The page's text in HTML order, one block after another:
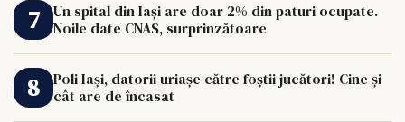
Un spital din Iași are doar 2% din paturi ocupate.
Noile date CNAS, surprinzătoare
Poli Iași, datorii uriașe către foștii jucători! Cine și
cât are de încasat